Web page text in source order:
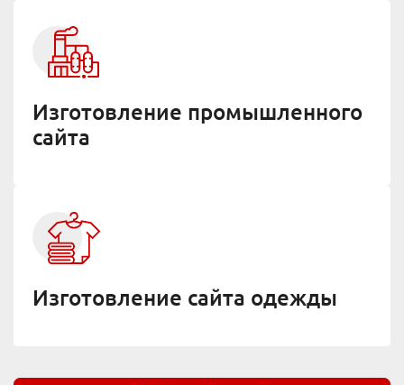
Изготовление промышленного
сайта
Изготовление сайта одежды